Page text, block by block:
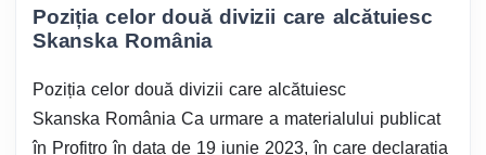
Poziția celor două divizii care alcătuiesc
Skanska România
Poziția celor două divizii care alcătuiesc
Skanska România Ca urmare a materialului publicat
în Profitro în data de 19 iunie 2023, în care declarația